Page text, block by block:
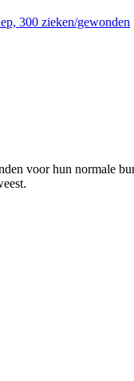
300 zieken/gewonden
voor hun normale